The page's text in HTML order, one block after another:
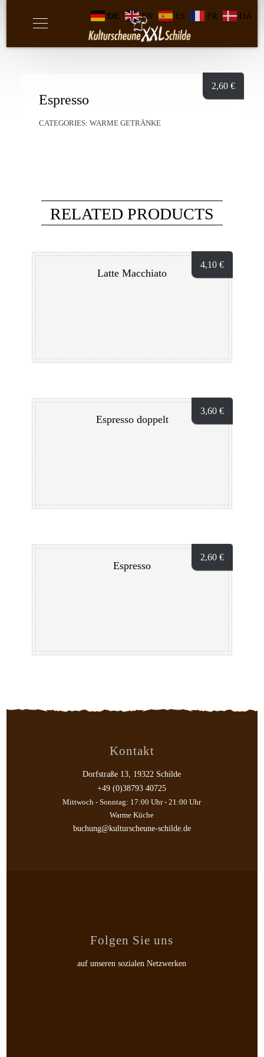
Espresso
CATEGORIES:WARME GETRÄNKE
2,60 €
RELATED PRODUCTS
4,10 €
Latte Macchiato
3,60 €
Espresso doppelt
2,60 €
Espresso
Kontakt
Dorfstraße 13, 19322 Schilde
+49 (0)38793 40725
Mittwoch - Sonntag: 17:00 Uhr - 21:00 Uhr
Warme Küche
buchung@kulturscheune-schilde.de
Folgen Sie uns
auf unseren sozialen Netzwerken
DE EN ES FR DA